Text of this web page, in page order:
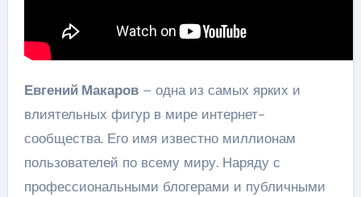
Евгений Макаров– одна из самых ярких и
влиятельных фигур в мире интернет-
сообщества. Его имя известно миллионам
пользователей по всему миру. Наряду с
профессиональными блогерами и публичными